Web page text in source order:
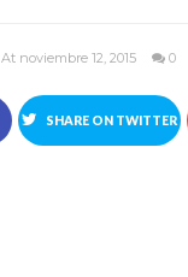
At noviembre 12, 2015 0
SHARE ON TWITTER